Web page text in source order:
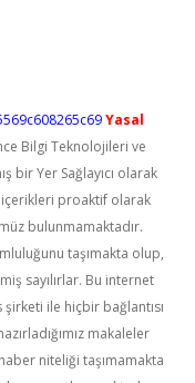
Yasal
Bilgi Teknolojileri ve
bir Yer Sağlayıcı olarak
proaktif olarak
bulunmamaktadır.
taşımakta olup,
sayılırlar. Bu internet
ile hiçbir bağlantısı
makaleler
niteliği taşımamakta